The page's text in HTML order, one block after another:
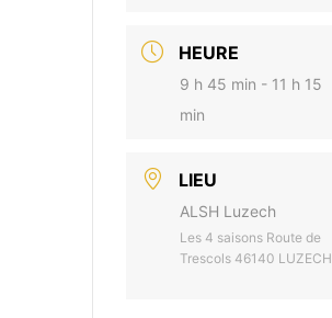
HEURE
9 h 45 min - 11 h 15
min
LIEU
ALSH Luzech
Les 4 saisons Route de
Trescols 46140 LUZECH